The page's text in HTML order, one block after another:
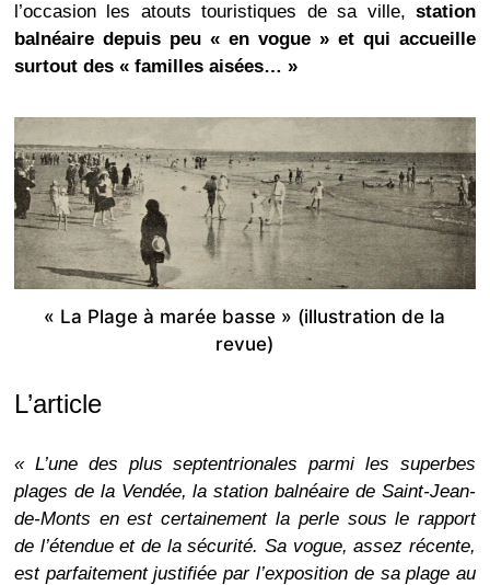
l’occasion les atouts touristiques de sa ville, station
balnéaire depuis peu « en vogue » et qui accueille
surtout des « familles aisées… »
« La Plage à marée basse » (illustration de la
revue)
L’article
« L’une des plus septentrionales parmi les superbes
plages de la Vendée, la station balnéaire de Saint-Jean-
de-Monts en est certainement la perle sous le rapport
de l’étendue et de la sécurité. Sa vogue, assez récente,
est parfaitement justifiée par l’exposition de sa plage au